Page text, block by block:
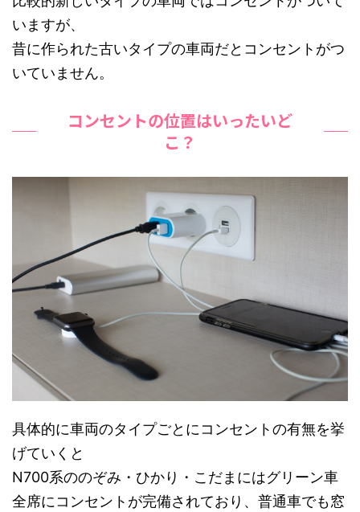
いますが、
昔に作られた古いタイプの車両だとコンセントがつ
いていません。
コンセントの位置はいったいど
こ？
具体的に車両のタイプごとにコンセントの有無を挙
げていくと
N700系ののぞみ・ひかり・こだまにはグリーン車
全席にコンセントが完備されており、普通車でも窓